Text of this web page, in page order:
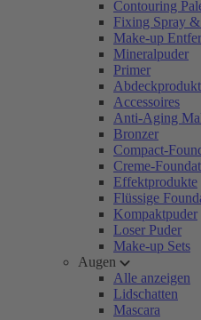
Contouring
Fixing Spray
Make-up
Mineralpuder
Primer
Accessoires
Anti-Aging
Bronzer
Compact-
Creme-
Effektprodukte
Flüssige
Kompaktpuder
Loser Puder
Make-up Sets
Augen
Alle anzeigen
Lidschatten
Mascara